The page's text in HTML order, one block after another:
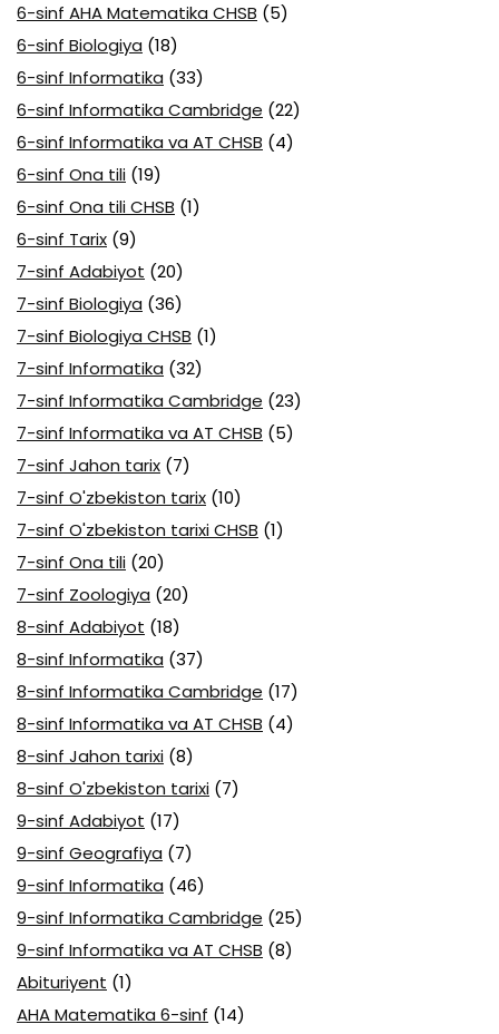
6-sinf AHA Matematika CHSB (5)
6-sinf Biologiya (18)
6-sinf Informatika (33)
6-sinf Informatika Cambridge (22)
6-sinf Informatika va AT CHSB (4)
6-sinf Ona tili (19)
6-sinf Ona tili CHSB (1)
6-sinf Tarix (9)
7-sinf Adabiyot (20)
7-sinf Biologiya (36)
7-sinf Biologiya CHSB (1)
7-sinf Informatika (32)
7-sinf Informatika Cambridge (23)
7-sinf Informatika va AT CHSB (5)
7-sinf Jahon tarix (7)
7-sinf O'zbekiston tarix (10)
7-sinf O'zbekiston tarixi CHSB (1)
7-sinf Ona tili (20)
7-sinf Zoologiya (20)
8-sinf Adabiyot (18)
8-sinf Informatika (37)
8-sinf Informatika Cambridge (17)
8-sinf Informatika va AT CHSB (4)
8-sinf Jahon tarixi (8)
8-sinf O'zbekiston tarixi (7)
9-sinf Adabiyot (17)
9-sinf Geografiya (7)
9-sinf Informatika (46)
9-sinf Informatika Cambridge (25)
9-sinf Informatika va AT CHSB (8)
Abituriyent (1)
AHA Matematika 6-sinf (14)